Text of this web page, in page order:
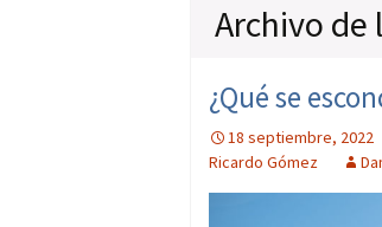
Archivo de
¿Qué se
18 septiembre, 2022
Ricardo Gómez